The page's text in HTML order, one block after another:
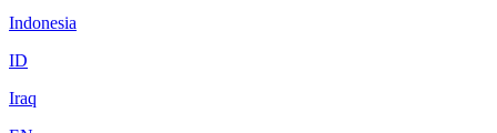
Indonesia
ID
Iraq